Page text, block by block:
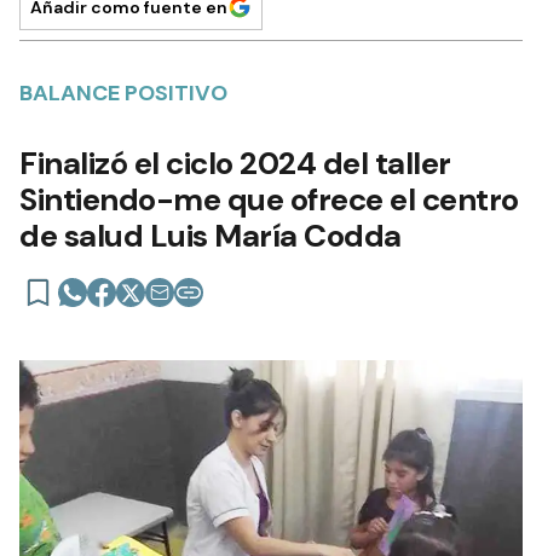
Añadir como fuente en
BALANCE POSITIVO
Finalizó el ciclo 2024 del taller
Sintiendo-me que ofrece el centro
de salud Luis María Codda